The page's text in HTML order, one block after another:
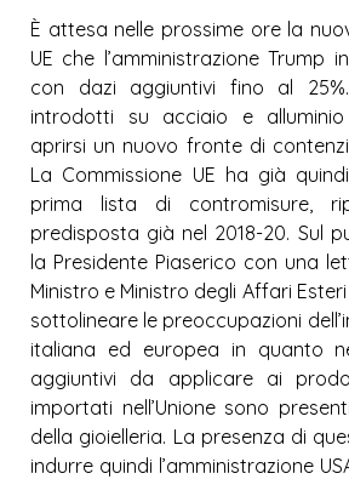
È attesa nelle prossime ore la
UE che l’amministrazione Trump
con dazi aggiuntivi fino al
introdotti su acciaio e
aprirsi un nuovo fronte di
La Commissione UE ha già
prima lista di contromisure,
predisposta già nel 2018-20. Sul
la Presidente Piaserico con una
Ministro e Ministro degli Affari
sottolineare le preoccupazioni
italiana ed europea in quanto
aggiuntivi da applicare ai
importati nell’Unione sono
della gioielleria. La presenza di
indurre quindi l’amministrazione